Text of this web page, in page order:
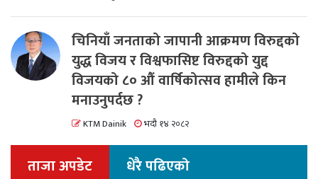
चिनियाँ जनताको जापानी आक्रमण विरुद्दको
युद्ध विजय र विश्वफासिष्ट विरुद्दको युद्द
विजयको ८० औं वार्षिकोत्सव हामीले किन
मनाउनुपर्दछ ?
KTM Dainik भदौ १४ २०८२
ताजा अपडेट धेरै पढिएको